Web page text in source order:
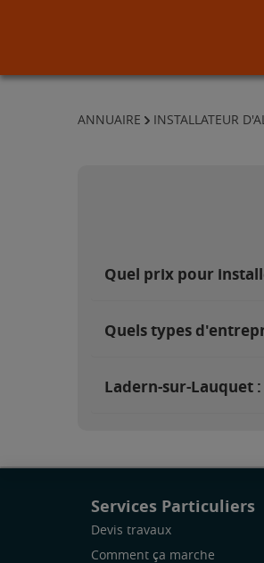
ANNUAIRE INSTALLATEUR
Quel prix pour
Quels types
Ladern-sur-Lauquet
Services Particuliers
Devis travaux
Comment ça marche